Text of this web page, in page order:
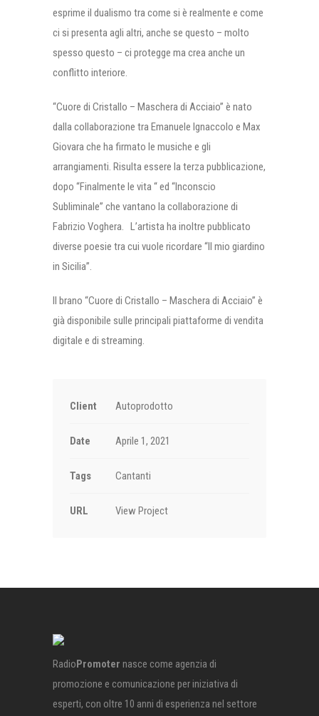
esprime il dualismo tra come si è realmente e come
ci si presenta agli altri, anche se questo – molto
spesso questo – ci protegge ma crea anche un
conflitto interiore.
“Cuore di Cristallo – Maschera di Acciaio” è nato
dalla collaborazione tra Emanuele Ignaccolo e Max
Giovara che ha firmato le musiche e gli
arrangiamenti. Risulta essere la terza pubblicazione,
dopo “Finalmente le vita “ ed “Inconscio
Subliminale” che vantano la collaborazione di
Fabrizio Voghera. L’artista ha inoltre pubblicato
diverse poesie tra cui vuole ricordare “Il mio giardino
in Sicilia”.
Il brano “Cuore di Cristallo – Maschera di Acciaio” è
già disponibile sulle principali piattaforme di vendita
digitale e di streaming.
Client Autoprodotto
Date Aprile 1, 2021
Tags Cantanti
URL View Project
RadioPromoter nasce come agenzia di
promozione e comunicazione per iniziativa di
esperti, con oltre 10 anni di esperienza nel settore